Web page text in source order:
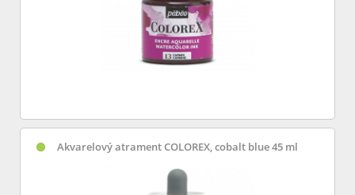
Akvarelový atrament COLOREX, cobalt blue 45 ml